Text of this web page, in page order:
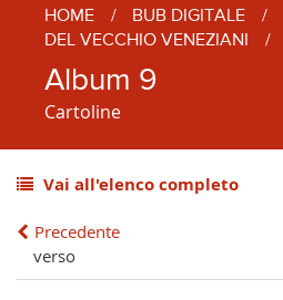
HOME / BUB DIGITALE /
DEL VECCHIO VENEZIANI
/
Album 9
Cartoline
Vai all'elenco completo
Precedente
verso